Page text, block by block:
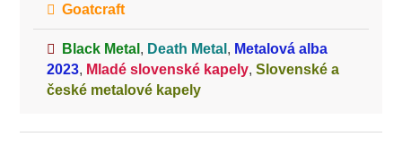
Goatcraft
Black Metal , Death Metal , Metalová alba
2023, Mladé slovenské kapely, Slovenské a
české metalové kapely